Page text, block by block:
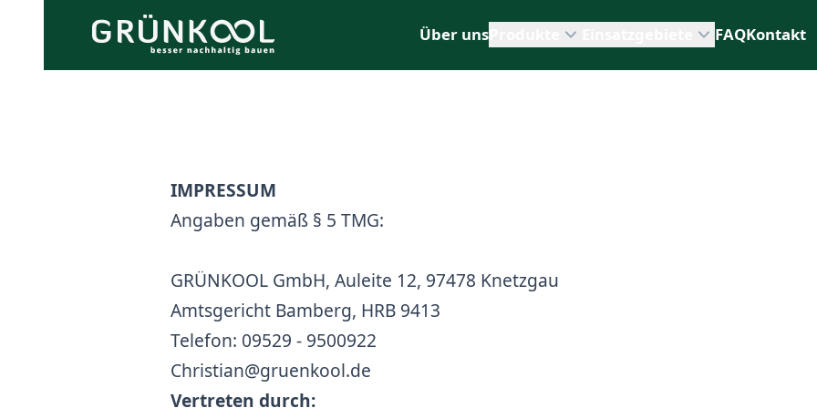
Über uns FAQKontakt
IMPRESSUM
Angaben gemäß § 5 TMG:
GRÜNKOOL GmbH, Auleite 12, 97478 Knetzgau
Amtsgericht Bamberg, HRB 9413
Telefon: 09529 - 9500922
Christian@gruenkool.de
Vertreten durch: